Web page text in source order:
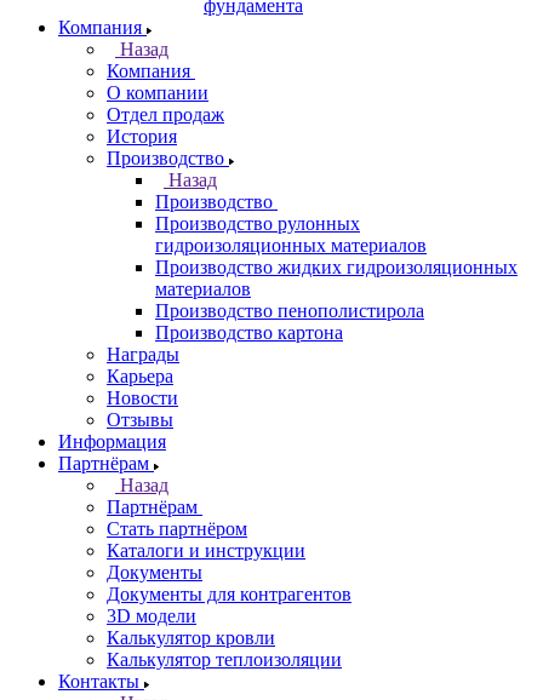
фундамента
Компания
Назад
Компания
О компании
Отдел продаж
История
Производство
Назад
Производство
Производство рулонных
гидроизоляционных материалов
Производство жидких гидроизоляционных
материалов
Производство пенополистирола
Производство картона
Награды
Карьера
Новости
Отзывы
Информация
Партнёрам
Назад
Партнёрам
Стать партнёром
Каталоги и инструкции
Документы
Документы для контрагентов
3D модели
Калькулятор кровли
Калькулятор теплоизоляции
Контакты